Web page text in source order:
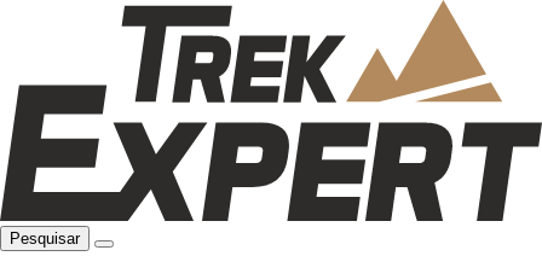
Pesquisar